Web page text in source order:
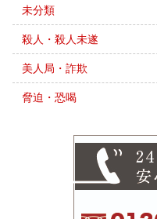
未分類
殺人・殺人未遂
美人局・詐欺
脅迫・恐喝